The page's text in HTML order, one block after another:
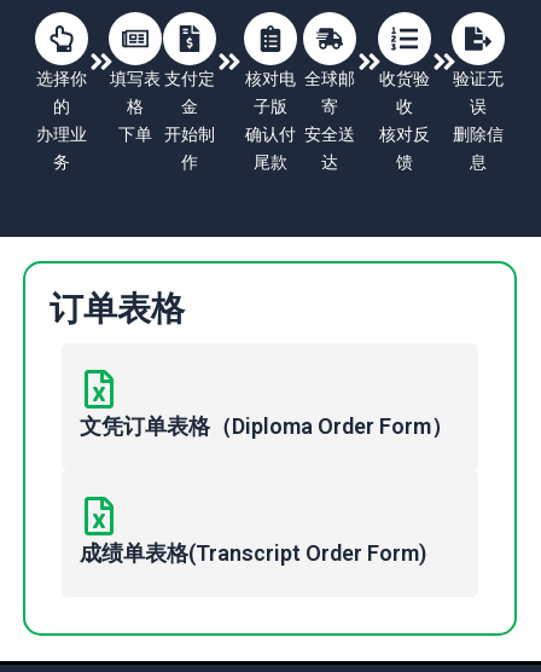
选择你
的
办理业
务
填写表
格
下单
支付定
金
开始制
作
核对电
子版
确认付
尾款
全球邮
寄
安全送
达
收货验
收
核对反
馈
验证无
误
删除信
息
订单表格
文凭订单表格（Diploma Order Form）
成绩单表格(Transcript Order Form)